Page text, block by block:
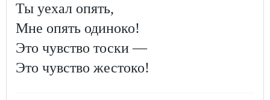
Ты уехал опять,
Мне опять одиноко!
Это чувство тоски —
Это чувство жестоко!